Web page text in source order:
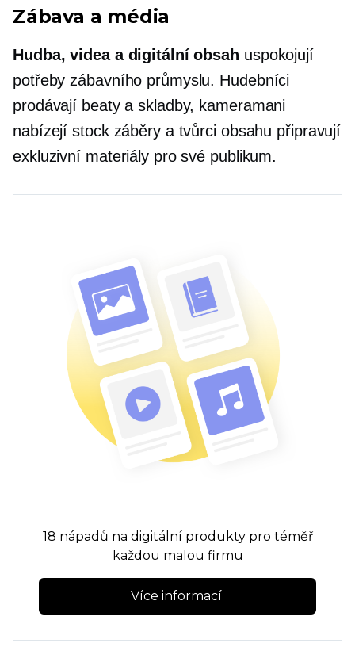
Zábava a média
Hudba, videa a digitální obsah uspokojují
potřeby zábavního průmyslu. Hudebníci
prodávají beaty a skladby, kameramani
nabízejí stock záběry a tvůrci obsahu připravují
exkluzivní materiály pro své publikum.
18 nápadů na digitální produkty pro téměř
každou malou firmu
Více informací